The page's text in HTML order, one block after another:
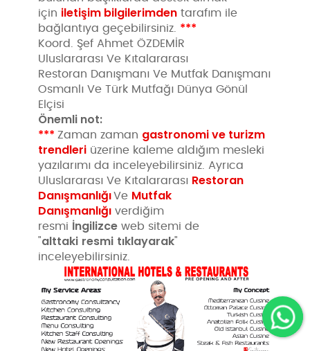
için iletişim bilgilerimden tarafım ile
bağlantıya geçebilirsiniz. ***
Koord. Şef Ahmet ÖZDEMİR
Uluslararası Ve Kıtalararası
Restoran Danışmanı Ve Mutfak Danışmanı
Osmanlı Ve Türk Mutfağı Dünya Gönül
Elçisi
Önemli not:
***Zaman zaman gastronomi ve turizm
trendleri üzerine kaleme aldığım mesleki
yazılarımı da inceleyebilirsiniz. Ayrıca
Uluslararası Ve Kıtalararası Restoran
Danışmanlığı Ve Mutfak
Danışmanlığı verdiğim
resmi İngilizce web sitemi de
"alttaki resmi tıklayarak"
inceleyebilirsiniz.